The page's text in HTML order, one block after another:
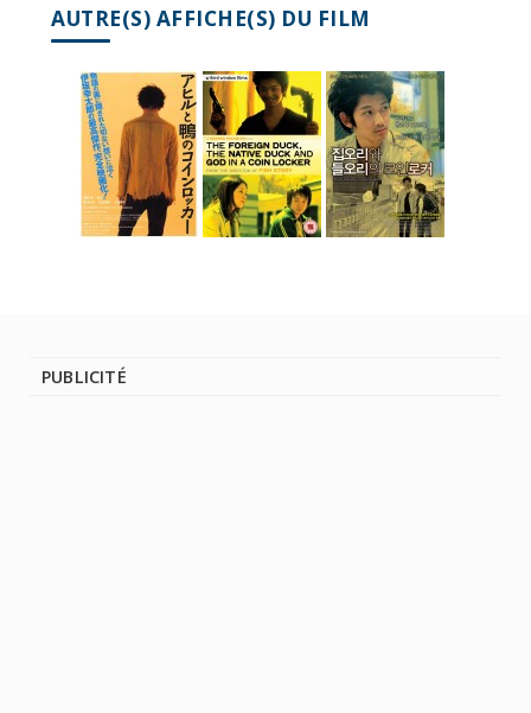
AUTRE(S) AFFICHE(S) DU FILM
PUBLICITÉ